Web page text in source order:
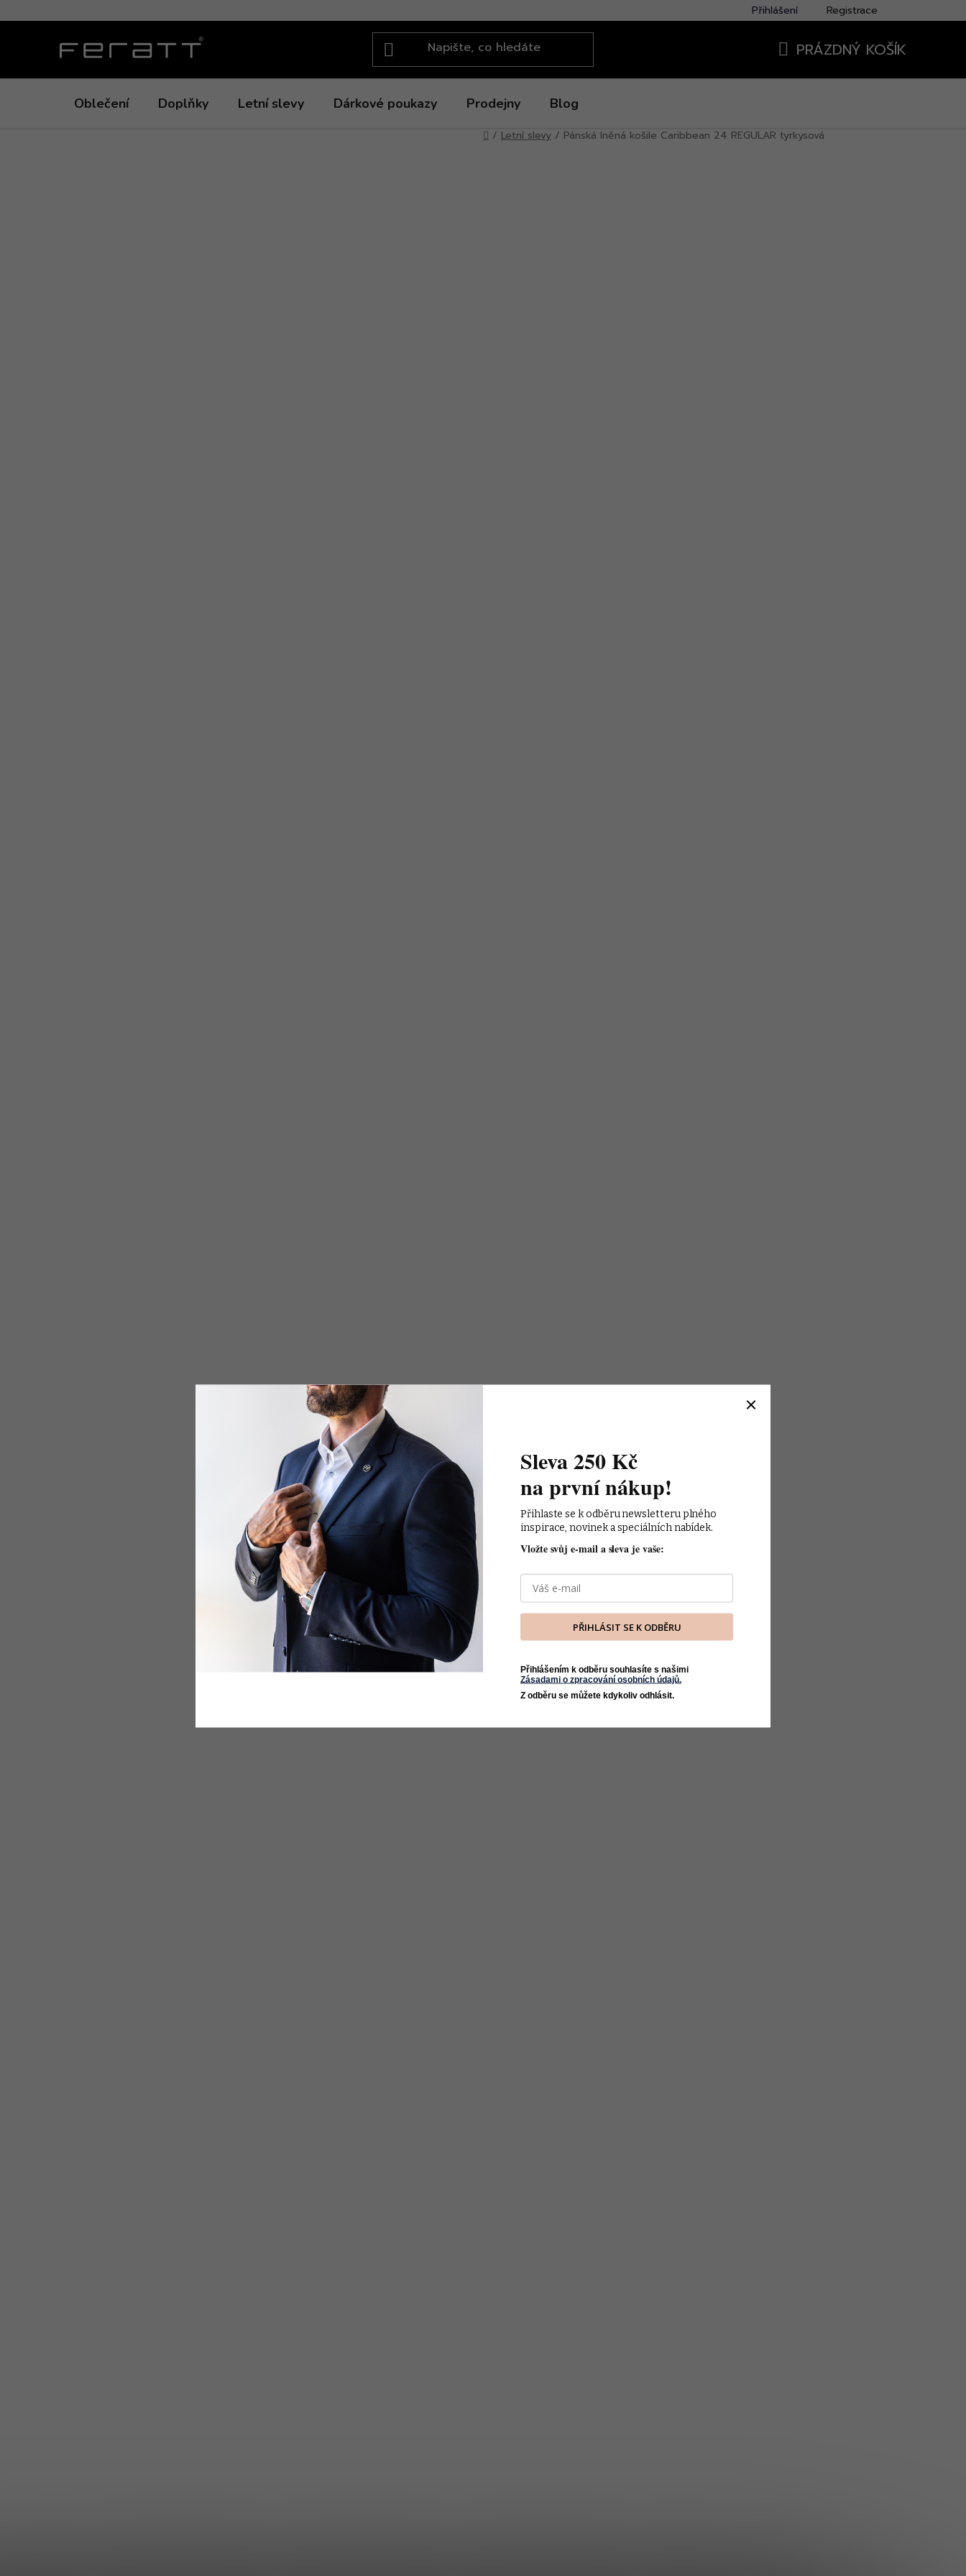
na
Přihlášení Registrace
PRÁZDNÝ KOŠÍK
Oblečení Doplňky Letní slevy Dárkové poukazy Prodejny Blog
Domů
/ Letní slevy / Pánská lněná košile Caribbean 24 REGULAR tyrkysová
Sleva 250 Kč
na první nákup!
Přihlaste se k odběru newsletteru plného
inspirace, novinek a speciálních nabídek.
Vložte svůj e-mail a sleva je vaše:
PŘIHLÁSIT SE K ODBĚRU
Přihlášením k odběru souhlasíte s našimi
Zásadami o zpracování osobních údajů.
Z odběru se můžete kdykoliv odhlásit.